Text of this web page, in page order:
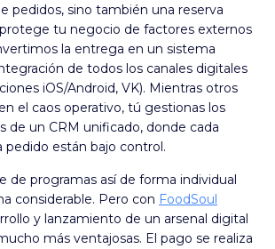
pedidos, sino también una reserva
tu negocio de factores externos
la entrega en un sistema
de todos los canales digitales
iOS/Android, VK). Mientras otros
el caos operativo, tú gestionas los
de un CRM unificado, donde cada
pedido están bajo control.
de programas así de forma individual
considerable. Pero con FoodSoul
y lanzamiento de un arsenal digital
más ventajosas. El pago se realiza